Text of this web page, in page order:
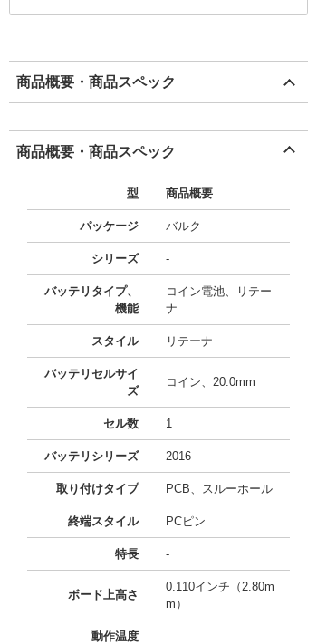
商品概要・商品スペック
商品概要・商品スペック
型 商品概要
パッケージ バルク
シリーズ -
バッテリタイプ、
機能
コイン電池、リテー
ナ
スタイル リテーナ
バッテリセルサイ
ズ
コイン、20.0mm
セル数 1
バッテリシリーズ 2016
取り付けタイプ PCB、スルーホール
終端スタイル PCピン
特長 -
ボード上高さ
0.110インチ（2.80m
m）
動作温度